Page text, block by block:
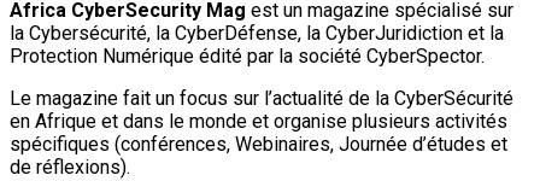
Africa CyberSecurity Mag est un magazine spécialisé sur
la Cybersécurité, la CyberDéfense, la CyberJuridiction et la
Protection Numérique édité par la société CyberSpector.
Le magazine fait un focus sur l’actualité de la CyberSécurité
en Afrique et dans le monde et organise plusieurs activités
spécifiques (conférences, Webinaires, Journée d’études et
de réflexions).